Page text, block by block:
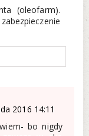
(oleofarm).
2016 14:11
bo nigdy